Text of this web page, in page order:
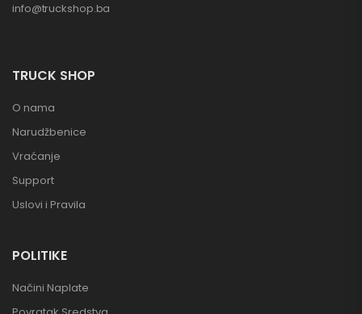
info@truckshop.ba
TRUCK SHOP
O nama
Narudžbenice
Vraćanje
Support
Uslovi i Pravila
POLITIKE
Načini Naplate